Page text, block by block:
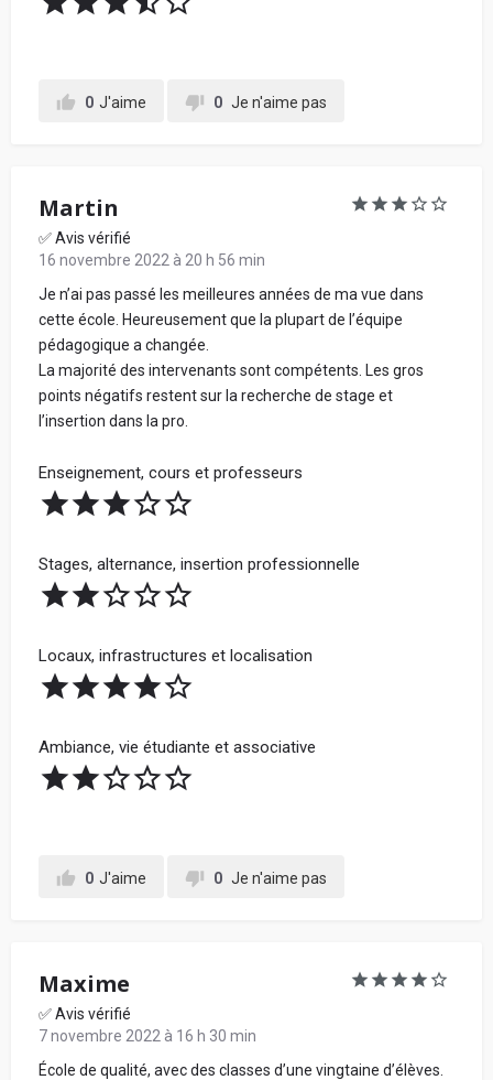
0 J'aime 0 Je n'aime pas
Martin
✅ Avis vérifié
16 novembre 2022 à 20 h 56 min
Je n’ai pas passé les meilleures années de ma vue dans
cette école. Heureusement que la plupart de l’équipe
pédagogique a changée.
La majorité des intervenants sont compétents. Les gros
points négatifs restent sur la recherche de stage et
l’insertion dans la pro.
Enseignement, cours et professeurs
Stages, alternance, insertion professionnelle
Locaux, infrastructures et localisation
Ambiance, vie étudiante et associative
0 J'aime 0 Je n'aime pas
Maxime
✅ Avis vérifié
7 novembre 2022 à 16 h 30 min
École de qualité, avec des classes d’une vingtaine d’élèves.